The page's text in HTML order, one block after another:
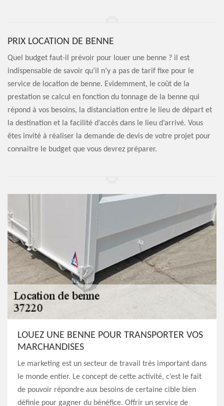
PRIX LOCATION DE BENNE
Quel budget faut-il prévoir pour louer une benne ? il est
indispensable de savoir qu’il n’y a pas de tarif fixe pour le
service de location de benne. Evidemment, le coût de la
prestation se calcul en fonction du tonnage de la benne qui
répond à vos besoins, la distanciation entre le lieu de départ et
la destination et la facilité d’accès dans le lieu d’arrivé. Vous
êtes invité à réaliser la demande de devis de votre projet pour
connaitre le budget que vous devrez préparer.
LOUEZ UNE BENNE POUR TRANSPORTER VOS
MARCHANDISES
Le marketing est un secteur de travail très important dans
le monde entier. Le concept de cette activité, c’est le fait
de pouvoir répondre aux besoins de certaine cible bien
définie pour gagner du bénéfice. Offrir un service de